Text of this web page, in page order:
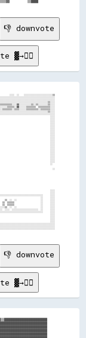
👎 downvote
▓→✊🏽
👎 downvote
▓→✊🏽